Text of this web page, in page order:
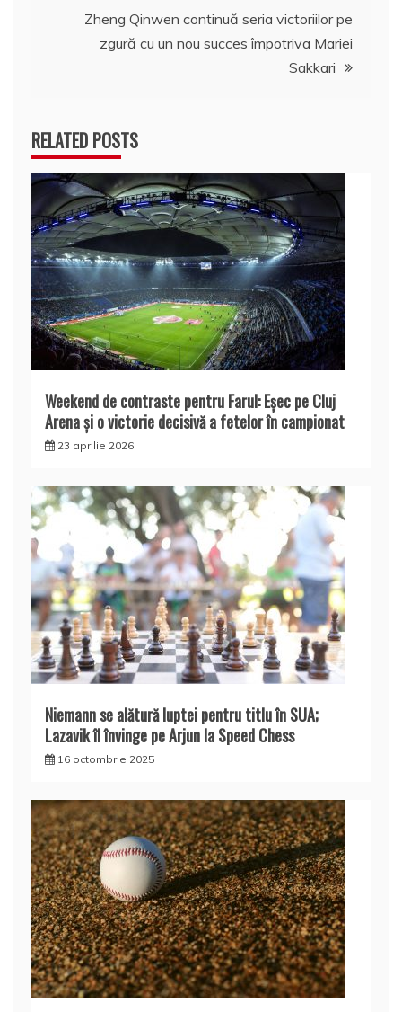
articoleZheng Qinwen continuă seria victoriilor pe
zgură cu un nou succes împotriva Mariei
Sakkari
RELATED POSTS
Weekend de contraste pentru Farul: Eșec pe Cluj
Arena și o victorie decisivă a fetelor în campionat
23 aprilie 2026
Niemann se alătură luptei pentru titlu în SUA;
Lazavik îl învinge pe Arjun la Speed Chess
16 octombrie 2025